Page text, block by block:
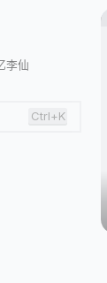
李仙
Ctrl+K